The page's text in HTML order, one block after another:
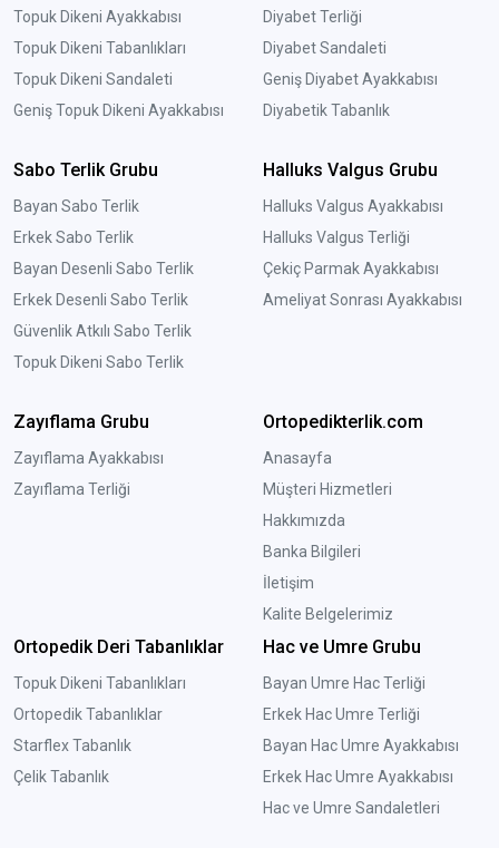
Topuk Dikeni Ayakkabısı
Topuk Dikeni Tabanlıkları
Topuk Dikeni Sandaleti
Geniş Topuk Dikeni Ayakkabısı
Diyabet Terliği
Diyabet Sandaleti
Geniş Diyabet Ayakkabısı
Diyabetik Tabanlık
Sabo Terlik Grubu
Bayan Sabo Terlik
Erkek Sabo Terlik
Bayan Desenli Sabo Terlik
Erkek Desenli Sabo Terlik
Güvenlik Atkılı Sabo Terlik
Topuk Dikeni Sabo Terlik
Halluks Valgus Grubu
Halluks Valgus Ayakkabısı
Halluks Valgus Terliği
Çekiç Parmak Ayakkabısı
Ameliyat Sonrası Ayakkabısı
Zayıflama Grubu
Zayıflama Ayakkabısı
Zayıflama Terliği
Ortopedikterlik.com
Anasayfa
Müşteri Hizmetleri
Hakkımızda
Banka Bilgileri
İletişim
Kalite Belgelerimiz
Ortopedik Deri Tabanlıklar
Topuk Dikeni Tabanlıkları
Ortopedik Tabanlıklar
Starflex Tabanlık
Çelik Tabanlık
Hac ve Umre Grubu
Bayan Umre Hac Terliği
Erkek Hac Umre Terliği
Bayan Hac Umre Ayakkabısı
Erkek Hac Umre Ayakkabısı
Hac ve Umre Sandaletleri